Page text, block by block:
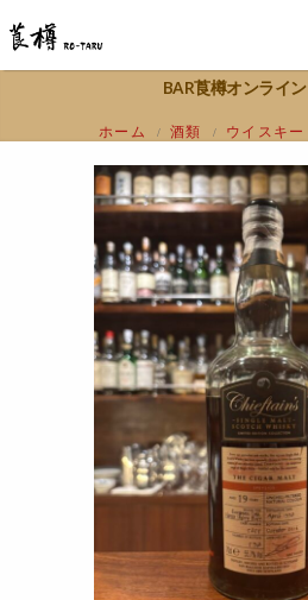
BAR莨樽オンライ
ホーム / 酒類 / ウイスキー
ガーモルト1997 19年 モ